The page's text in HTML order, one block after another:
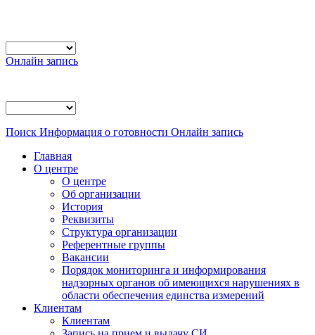
Онлайн запись
Поиск Информация о готовности Онлайн запись
Главная
О центре
О центре
Об организации
История
Реквизиты
Структура организации
Референтные группы
Вакансии
Порядок мониторинга и информирования
надзорных органов об имеющихся нарушениях в
области обеспечения единства измерений
Клиентам
Клиентам